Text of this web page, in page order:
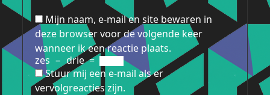
Mijn naam, e-mail en site bewaren in
deze browser voor de volgende keer
wanneer ik een reactie plaats.
zes − drie=
Stuur mij een e-mail als er
vervolgreacties zijn.